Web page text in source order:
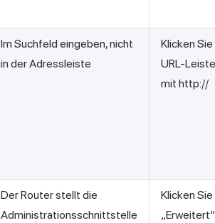
Im Suchfeld eingeben, nicht
in der Adressleiste
Klicken
URL-
mit http://
Der Router stellt die
Administrationsschnittstelle
Klicken